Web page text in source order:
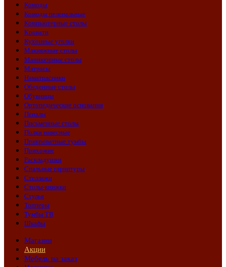
Комоды
Комоды пеленальные
Компьютерные столы
Кровати
Кухонные уголки
Макияжные столы
Маникюрные столы
Матрасы
Наматрасники
Обеденные столы
Обувницы
Ортопедические основания
Пеналы
Письменные столы
Полки навесные
Прикроватные тумбы
Прихожие
Раскладушки
Спальные гарнитуры
Стеллажи
Столы-книжки
Стулья
Топперы
Тумбы ТВ
Шкафы
Магазин
Акции
Мебель на заказ